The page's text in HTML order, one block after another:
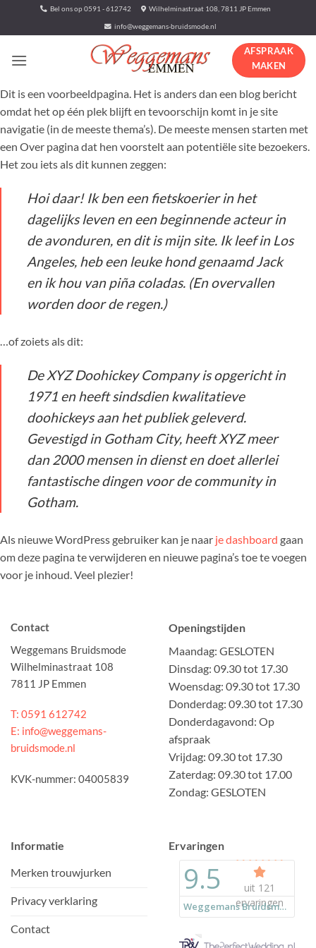
Bel ons op 0591 - 612742 Wilhelminastraat 108, 7811 JP Emmen
info@weggemans-bruidsmode.nl
AFSPRAAK
MAKEN
Dit is een voorbeeldpagina. Het is anders dan een blog bericht
omdat het op één plek blijft en tevoorschijn komt in je site
navigatie (in de meeste thema’s). De meeste mensen starten met
een Over pagina dat hen voorstelt aan potentiële site bezoekers.
Het zou iets als dit kunnen zeggen:
Hoi daar! Ik ben een fietskoerier in het
dagelijks leven en een beginnende acteur in
de avonduren, en dit is mijn site. Ik leef in Los
Angeles, heb een leuke hond genaamd Jack
en ik hou van piña coladas. (En overvallen
worden door de regen.)
…of zoiets als dit:
De XYZ Doohickey Company is opgericht in
1971 en heeft sindsdien kwalitatieve
doohickeys aan het publiek geleverd.
Gevestigd in Gotham City, heeft XYZ meer
dan 2000 mensen in dienst en doet allerlei
fantastische dingen voor de community in
Gotham.
Als nieuwe WordPress gebruiker kan je naar je dashboard gaan
om deze pagina te verwijderen en nieuwe pagina’s toe te voegen
voor je inhoud. Veel plezier!
Contact
Weggemans Bruidsmode
Wilhelminastraat 108
7811 JP Emmen
T: 0591 612742
E: info@weggemans-
bruidsmode.nl
KVK-nummer: 04005839
Openingstijden
Maandag: GESLOTEN
Dinsdag: 09.30 tot 17.30
Woensdag: 09.30 tot 17.30
Donderdag: 09.30 tot 17.30
Donderdagavond: Op
afspraak
Vrijdag: 09.30 tot 17.30
Zaterdag: 09.30 tot 17.00
Zondag: GESLOTEN
Informatie
Merken trouwjurken
Privacy verklaring
Contact
Ervaringen